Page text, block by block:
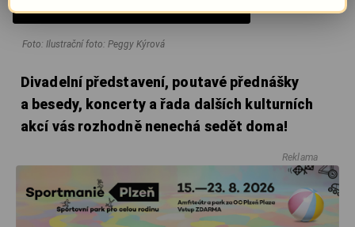
Foto: Ilustrační foto: Peggy Kýrová
Divadelní představení, poutavé přednášky
a besedy, koncerty a řada dalších kulturních
akcí vás rozhodně nenechá sedět doma!
Reklama